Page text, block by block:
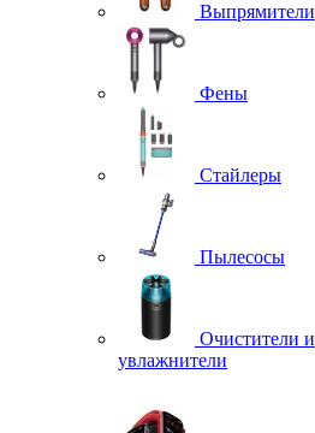
Выпрямители
Фены
Стайлеры
Пылесосы
Очистители и
увлажнители